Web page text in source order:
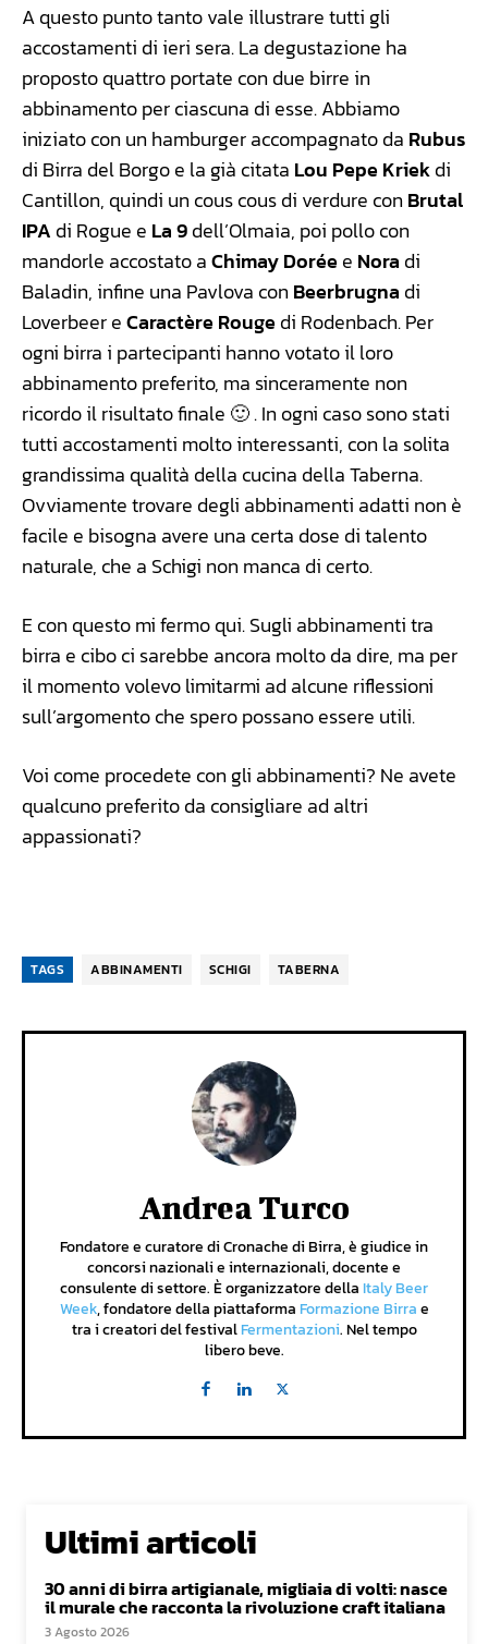
A questo punto tanto vale illustrare tutti gli
accostamenti di ieri sera. La degustazione ha
proposto quattro portate con due birre in
abbinamento per ciascuna di esse. Abbiamo
iniziato con un hamburger accompagnato da Rubus
di Birra del Borgo e la già citata Lou Pepe Kriekdi
Cantillon, quindi un cous cous di verdure conBrutal
IPA di Rogue e La 9dell’Olmaia, poi pollo con
mandorle accostato aChimay Doréee Nora di
Baladin, infine una Pavlova conBeerbrugna di
Loverbeer eCaractère Rougedi Rodenbach. Per
ogni birra i partecipanti hanno votato il loro
abbinamento preferito, ma sinceramente non
ricordo il risultato finale 🙂 . In ogni caso sono stati
tutti accostamenti molto interessanti, con la solita
grandissima qualità della cucina della Taberna.
Ovviamente trovare degli abbinamenti adatti non è
facile e bisogna avere una certa dose di talento
naturale, che a Schigi non manca di certo.
E con questo mi fermo qui. Sugli abbinamenti tra
birra e cibo ci sarebbe ancora molto da dire, ma per
il momento volevo limitarmi ad alcune riflessioni
sull’argomento che spero possano essere utili.
Voi come procedete con gli abbinamenti? Ne avete
qualcuno preferito da consigliare ad altri
appassionati?
TAGS ABBINAMENTI SCHIGI TABERNA
Andrea Turco
Fondatore e curatore di Cronache di Birra, è giudice in
concorsi nazionali e internazionali, docente e
consulente di settore. È organizzatore della Italy Beer
Week, fondatore della piattaforma Formazione Birrae
tra i creatori del festivalFermentazioni. Nel tempo
libero beve.
Ultimi articoli
30 anni di birra artigianale, migliaia di volti: nasce
il murale che racconta la rivoluzione craft italiana
3 Agosto 2026